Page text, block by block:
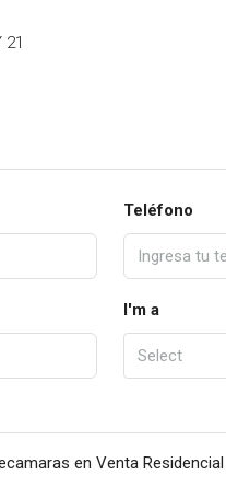
21
Teléfono
I'm a
Select